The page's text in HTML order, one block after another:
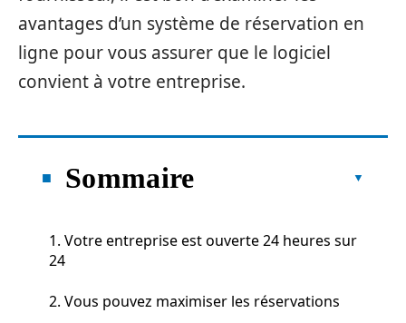
avantages d’un système de réservation en
ligne pour vous assurer que le logiciel
convient à votre entreprise.
Sommaire
1. Votre entreprise est ouverte 24 heures sur
24
2. Vous pouvez maximiser les réservations